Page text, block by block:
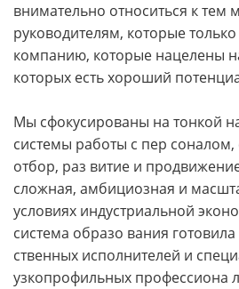
внимательно относиться к тем
руководителям, которые
компанию, которые нацелены
которых есть хороший
Мы сфокусированы на тонкой
системы работы с пер
отбор, раз витие и
сложная, амбициозная и
условиях индустриальной
система образо вания
ственных исполнителей и
узкопрофильных профессиона